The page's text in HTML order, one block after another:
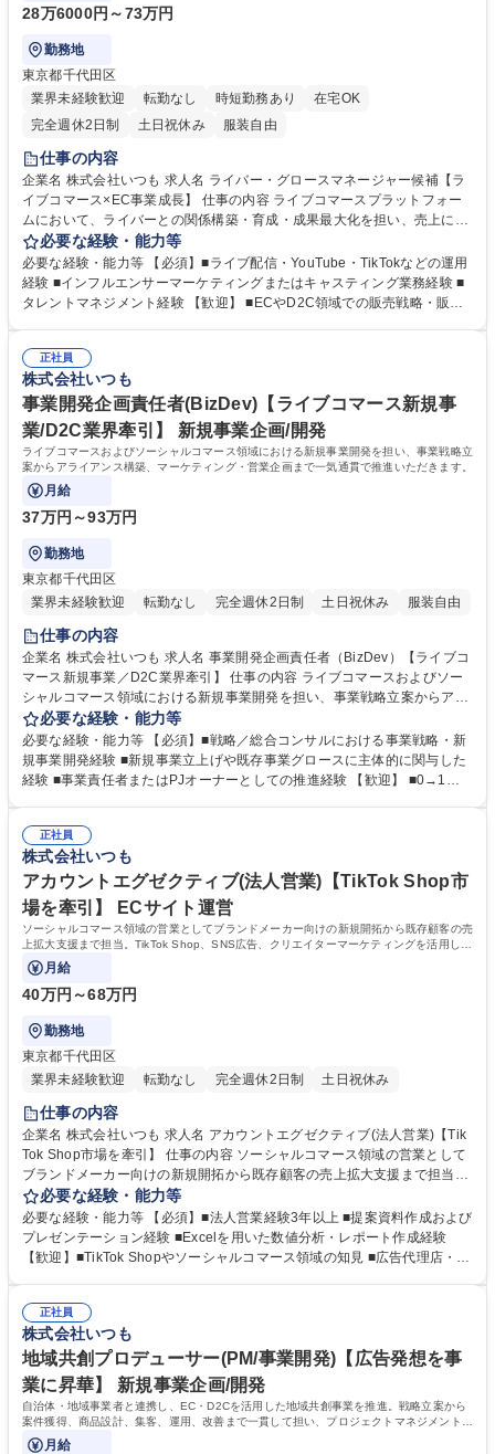
28万6000円～73万円
勤務地
東京都千代田区
業界未経験歓迎
転勤なし 時短勤務あり
在宅OK
完全週休2日制
土日祝休み 服装自由
仕事の内容
企業名 株式会社いつも 求人名 ライバー・グロースマネージャー候補【ラ
イブコマース×EC事業成長】 仕事の内容 ライブコマースプラットフォー
ムにおいて、ライバーとの関係構築・育成・成果最大化を担い、売上につ
ながる配信企画や運営を推進。新人リクルートや評価制度設計など組織づ
くりにも関与します。 ■ライバーへのオンボーディング、月間目標に応じ
た運用サポート ■心理的サポートやコミュニケーション設計、売れる配信
の企画ディレクション ■配信台本・出演シナリオ作成、商品理解支援、接
事務所やパートナーとの業務連携・契約調整 募集職種 ライバー・グロー
スマネージャー候補【ライブコマース×EC事業成長】
必要な経験・能力等
必要な経験・能力等 【必須】■ライブ配信・YouTube・TikTokなどの運用
経験 ■インフルエンサーマーケティングまたはキャスティング業務経験 ■
タレントマネジメント経験 【歓迎】 ■ECやD2C領域での販売戦略・販促
ーシップ構築経験 学歴・資格 学歴：大学院 大学 高専 短大 専修学校 高校
語学力： 資格：
正社員
株式会社いつも
事業開発企画責任者(BizDev)【ライブコマース新規事
業/D2C業界牽引】 新規事業企画/開発
ライブコマースおよびソーシャルコマース領域における新規事業開発を担い、事業戦略立
案からアライアンス構築、マーケティング・営業企画まで一気通貫で推進いただきます。
月給
37万円～93万円
勤務地
東京都千代田区
業界未経験歓迎
転勤なし 完全週休2日制 土日祝休み 服装自由
仕事の内容
企業名 株式会社いつも 求人名 事業開発企画責任者（BizDev）【ライブコ
マース新規事業／D2C業界牽引】 仕事の内容 ライブコマースおよびソー
シャルコマース領域における新規事業開発を担い、事業戦略立案からアラ
イアンス構築、マーケティング・営業企画まで一気通貫で推進いただきま
す。 ■ライブ／ソーシャルコマース事業の市場分析、事業戦略・戦術の立
案 ■KPI設計、データ分析を通じたPDCAの実行と事業グロース ■SNS・E
Cプラットフォームとのアライアンス戦略立案・交渉 ■共同プロモーショ
進 募集職種 事業開発企画責任者（BizDev）【ライブコマース新規事業／
D2C業界牽引】
必要な経験・能力等
必要な経験・能力等 【必須】■戦略／総合コンサルにおける事業戦略・新
規事業開発経験 ■新規事業立上げや既存事業グロースに主体的に関与した
経験 ■事業責任者またはPJオーナーとしての推進経験 【歓迎】 ■0→1フ
事業開発経験 ■採用・組織設計を含む事業スケール経験 ■英語を用いたグ
ローバル事業推進経験 学歴・資格 学歴：大学院 大学 高専 短大 専修学校
高校 語学力： 資格：
正社員
株式会社いつも
アカウントエグゼクティブ(法人営業)【TikTok Shop市
場を牽引】 ECサイト運営
ソーシャルコマース領域の営業としてブランドメーカー向けの新規開拓から既存顧客の売
上拡大支援まで担当。TikTok Shop、SNS広告、クリエイターマーケティングを活用し、
企画提案・運用支援を推進します。
月給
40万円～68万円
勤務地
東京都千代田区
業界未経験歓迎
転勤なし 完全週休2日制 土日祝休み
仕事の内容
企業名 株式会社いつも 求人名 アカウントエグゼクティブ(法人営業)【Tik
Tok Shop市場を牽引】 仕事の内容 ソーシャルコマース領域の営業として
ブランドメーカー向けの新規開拓から既存顧客の売上拡大支援まで担当。
TikTok Shop、SNS広告、クリエイターマーケティングを活用し、企画提
案・運用支援を推進します。 ■ブランドメーカーへの新規開拓および課題
ヒアリング ■TikTok Shop・SNS広告を活用した販促企画提案 ■提案資料
作成およびプレゼンテーションの実施 ■クリエイターの選定・キャスティ
ントエグゼクティブ(法人営業)【TikTok Shop市場を牽引】
必要な経験・能力等
必要な経験・能力等 【必須】■法人営業経験3年以上 ■提案資料作成および
プレゼンテーション経験 ■Excelを用いた数値分析・レポート作成経験
【歓迎】■TikTok Shopやソーシャルコマース領域の知見 ■広告代理店・P
ング業界での実務経験 ■クリエイターや関係各所との調整・ディレクショ
ン経験 学歴・資格 学歴：大学院 大学 高専 短大 専修学校 高校 語学力：
資格：
正社員
株式会社いつも
地域共創プロデューサー(PM/事業開発)【広告発想を事
業に昇華】 新規事業企画/開発
自治体・地域事業者と連携し、EC・D2Cを活用した地域共創事業を推進。戦略立案から
案件獲得、商品設計、集客、運用、改善まで一貫して担い、プロジェクトマネジメントを
通じて持続可能な事業モデルを構築します。
月給